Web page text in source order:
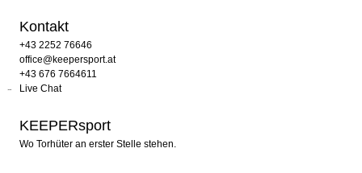
Kontakt
+43 2252 76646
office@keepersport.at
+43 676 7664611
Live Chat
KEEPERsport
Wo Torhüter an erster Stelle stehen.